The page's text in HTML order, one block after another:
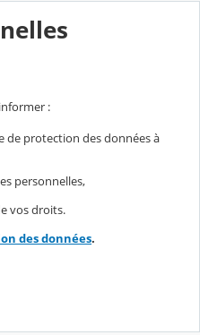
:
de protection des données à
personnelles,
vos droits.
des données.